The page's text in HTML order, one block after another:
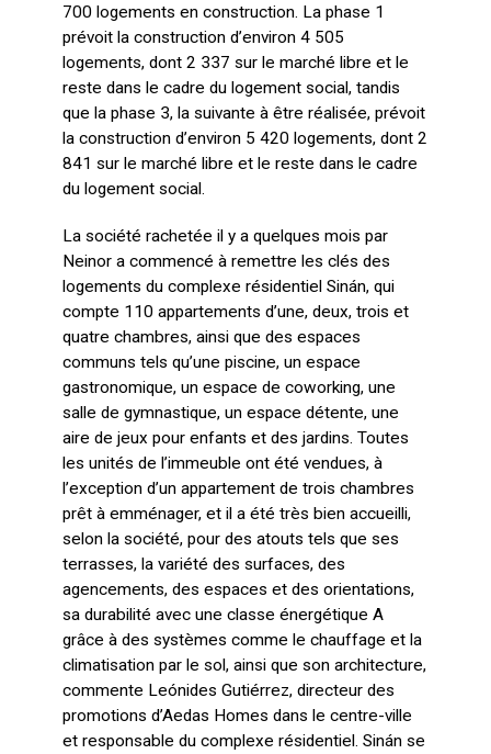
700 logements en construction. La phase 1
prévoit la construction d’environ 4 505
logements, dont 2 337 sur le marché libre et le
reste dans le cadre du logement social, tandis
que la phase 3, la suivante à être réalisée, prévoit
la construction d’environ 5 420 logements, dont 2
841 sur le marché libre et le reste dans le cadre
du logement social.
La société rachetée il y a quelques mois par
Neinor a commencé à remettre les clés des
logements du complexe résidentiel Sinán, qui
compte 110 appartements d’une, deux, trois et
quatre chambres, ainsi que des espaces
communs tels qu’une piscine, un espace
gastronomique, un espace de coworking, une
salle de gymnastique, un espace détente, une
aire de jeux pour enfants et des jardins. Toutes
les unités de l’immeuble ont été vendues, à
l’exception d’un appartement de trois chambres
prêt à emménager, et il a été très bien accueilli,
selon la société, pour des atouts tels que ses
terrasses, la variété des surfaces, des
agencements, des espaces et des orientations,
sa durabilité avec une classe énergétique A
grâce à des systèmes comme le chauffage et la
climatisation par le sol, ainsi que son architecture,
commente Leónides Gutiérrez, directeur des
promotions d’Aedas Homes dans le centre-ville
et responsable du complexe résidentiel. Sinán se